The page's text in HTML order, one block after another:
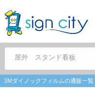
屋外 スタンド看板
3Mダイノックフィルムの通販一